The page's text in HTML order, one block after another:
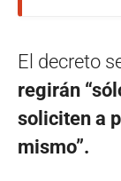
El decreto
regirán
soliciten a
mismo”.